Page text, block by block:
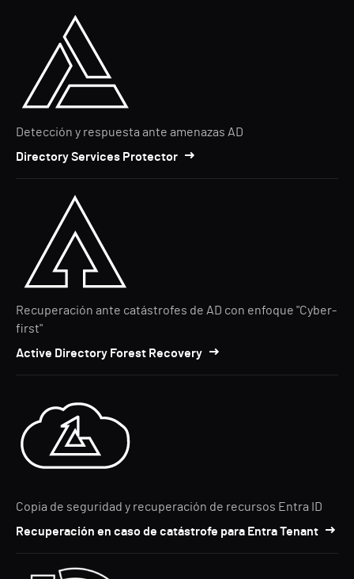
Detección y respuesta ante amenazas AD
Directory Services Protector
Recuperación ante catástrofes de AD con enfoque "Cyber-
first"
Active Directory Forest Recovery
Copia de seguridad y recuperación de recursos Entra ID
Recuperación en caso de catástrofe para Entra Tenant